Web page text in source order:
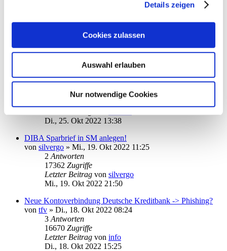
Details zeigen
Cookies zulassen
Auswahl erlauben
Nur notwendige Cookies
vonsmib»Di., 19. Jul 2022 15:43
Antworten
Zugriffe
Letzter Beitragvonvader
Commerzbank Kontoauszüge vom letzten Jahr
vonCamalot12»Sa., 10. Sep 2022 16:49
Antworten
Di., 25. Okt 2022 13:38
DIBA Sparbrief in SM anlegen!
von silvergo » Mi., 19. Okt 2022 11:25
2 Antworten
17362 Zugriffe
Letzter Beitrag von silvergo
Mi., 19. Okt 2022 21:50
Neue Kontoverbindung Deutsche Kreditbank -> Phishing?
von tfv » Di., 18. Okt 2022 08:24
3 Antworten
16670 Zugriffe
Letzter Beitrag von info
Di., 18. Okt 2022 15:25